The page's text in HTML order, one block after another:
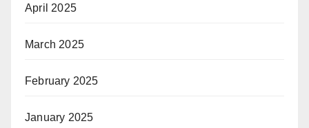
April 2025
March 2025
February 2025
January 2025